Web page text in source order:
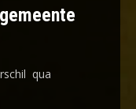
qua